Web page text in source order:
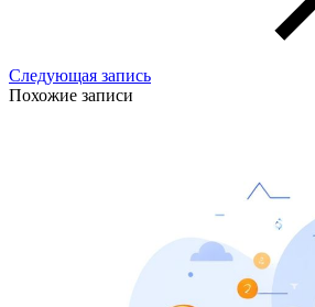
Следующая запись
Похожие записи